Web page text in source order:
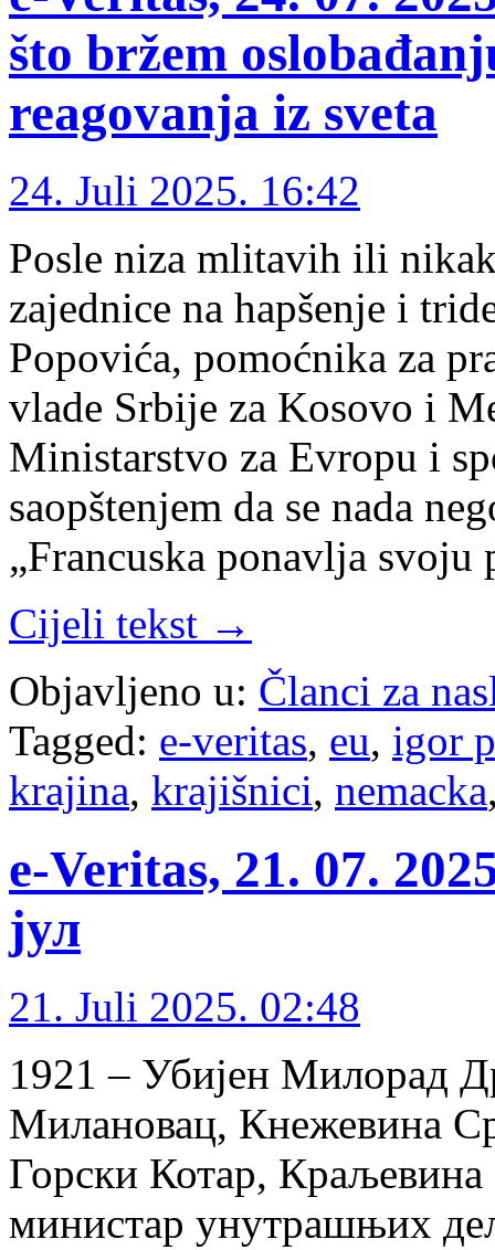
što bržem
reagovanja iz sveta
24. Juli 2025. 16:42
Posle niza mlitavih ili
zajednice na hapšenje i
Popovića, pomoćnika za
vlade Srbije za Kosovo i
Ministarstvo za Evropu i
saopštenjem da se nada
„Francuska ponavlja
Cijeli tekst →
Objavljeno u: Članci za
Tagged: e-veritas, eu, igor
krajina, krajišnici, nemacka
e-Veritas, 21. 07.
јул
21. Juli 2025. 02:48
1921 – Убијен Милорад
Милановац, Кнежевина
Горски Котар,
министар унутрашњих